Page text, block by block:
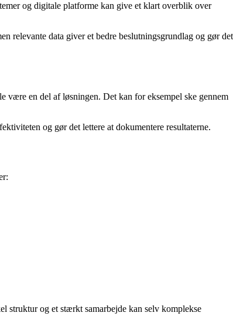
og digitale platforme kan give et klart overblik over
relevante data giver et bedre beslutningsgrundlag og gør det
være en del af løsningen. Det kan for eksempel ske gennem
og gør det lettere at dokumentere resultaterne.
struktur og et stærkt samarbejde kan selv komplekse